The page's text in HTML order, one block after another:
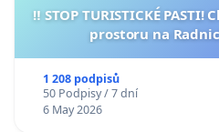
‼️ STOP TURISTICKÉ
prostoru na
1 208 podpisů
50 Podpisy / 7 dní
6 May 2026